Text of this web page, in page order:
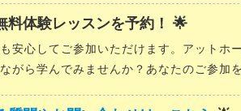
料体験レッスンを予約！ 🌟
安心してご参加いただけます。アットホ
がら学んでみませんか？あなたのご参加